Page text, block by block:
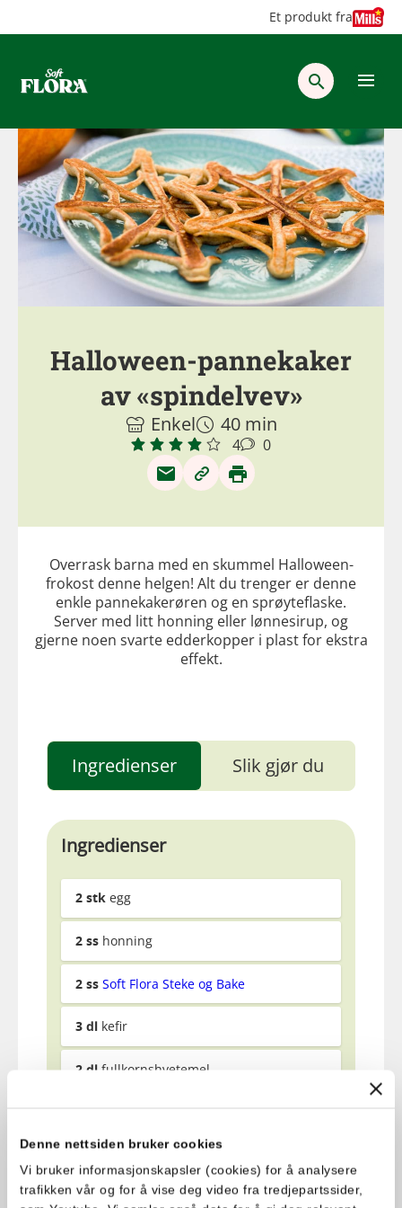
Denne nettsiden bruker cookies
Vi bruker informasjonskapsler (cookies) for å analysere
trafikken vår og for å vise deg video fra tredjepartssider,
Et produkt fra
Halloween-pannekaker
av «spindelvev»
Enkel 40 min
4 0
Overrask barna med en skummel Halloween-
frokost denne helgen! Alt du trenger er denne
enkle pannekakerøren og en sprøyteflaske.
Server med litt honning eller lønnesirup, og
gjerne noen svarte edderkopper i plast for ekstra
effekt.
Ingredienser Slik gjør du
Ingredienser
2 stk egg
2 ss honning
2 ss Soft Flora Steke og Bake
3 dl kefir
2 dl fullkornshvetemel
2tsvaniljesukker
1ts natron